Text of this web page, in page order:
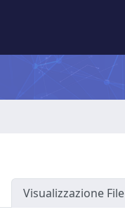
Visualizzazione File